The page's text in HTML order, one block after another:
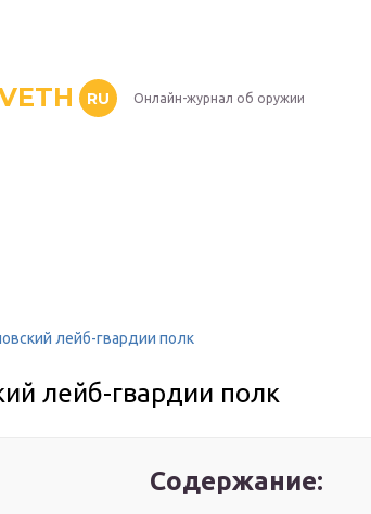
RU Онлайн-журнал об оружии
лейб-гвардии полк
лейб-гвардии полк
Содержание: